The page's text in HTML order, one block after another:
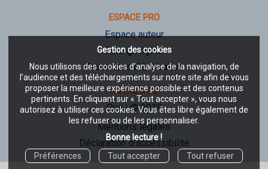
Gestion des cookies
Nous utilisons des cookies d’analyse de la navigation, de
l’audience et des téléchargements sur notre site afin de vous
proposer la meilleure expérience possible et des contenus
pertinents. En cliquant sur « Tout accepter », vous nous
autorisez à utiliser ces cookies. Vous êtes libre également de
les refuser ou de les personnaliser.
Bonne lecture !
Préférences
Tout accepter Tout refuser
ESPACE PRO
Espace auteur
Foreign rights
Processus d'évaluation
NOTRE SITE
Quae © 2019
Mentions légales
Déclaration d'accessibilité